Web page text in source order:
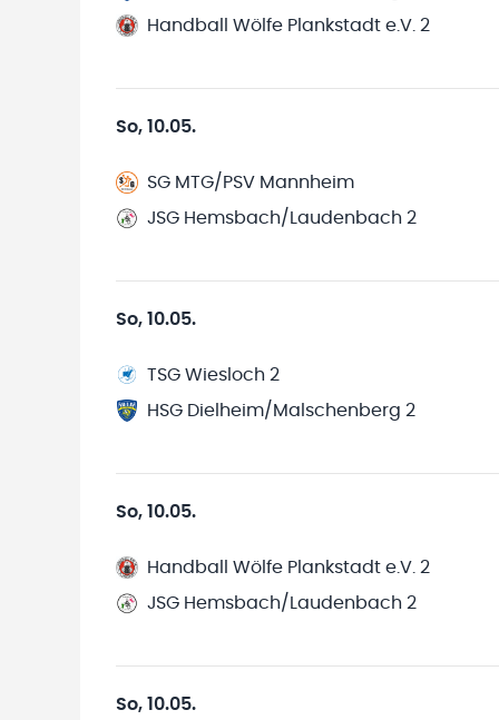
Handball Wölfe Plankstadt e.V. 2
So, 10.05.
SG MTG/PSV Mannheim
JSG Hemsbach/Laudenbach 2
So, 10.05.
TSG Wiesloch 2
HSG Dielheim/Malschenberg 2
So, 10.05.
Handball Wölfe Plankstadt e.V. 2
JSG Hemsbach/Laudenbach 2
So, 10.05.